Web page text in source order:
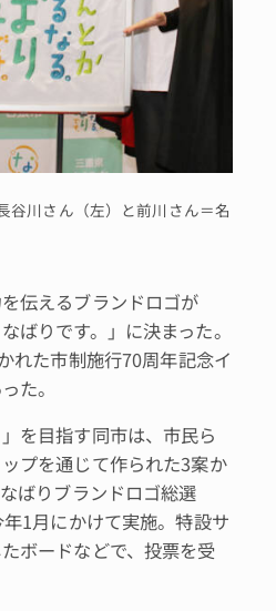
谷川さん（左）と前川さん＝名
伝えるブランドロゴが
ばりです。」に決まった。
れた市制施行70周年記念イ
た。
を目指す同市は、市民ら
プを通じて作られた3案か
ばりブランドロゴ総選
1月にかけて実施。特設サ
ボードなどで、投票を受